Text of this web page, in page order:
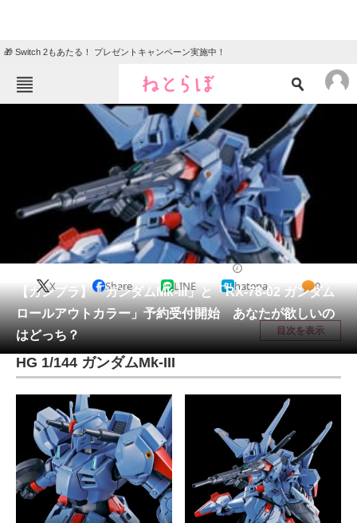
🎁 Switch 2もあたる！ プレゼントキャンペーン実施中！
ねとらぼメニュー
ニュース
クイズ
地域
教育・育児
リサーチ
会員記事
メディア
注目記事を集めた総合ページ
スマホと通信の最新トレンド
進化するPCとデバイスの未来
好きが集まる 比べて選べる
【ガンプラ】「ガンダムMk-III」と「RX-78-02 ガンダム
ロールアウトカラー」予約受付開始 あなたが欲しいの
はどっち？
X Share LINE hatena 0
目次を表示
HG 1/144 ガンダムMk-III